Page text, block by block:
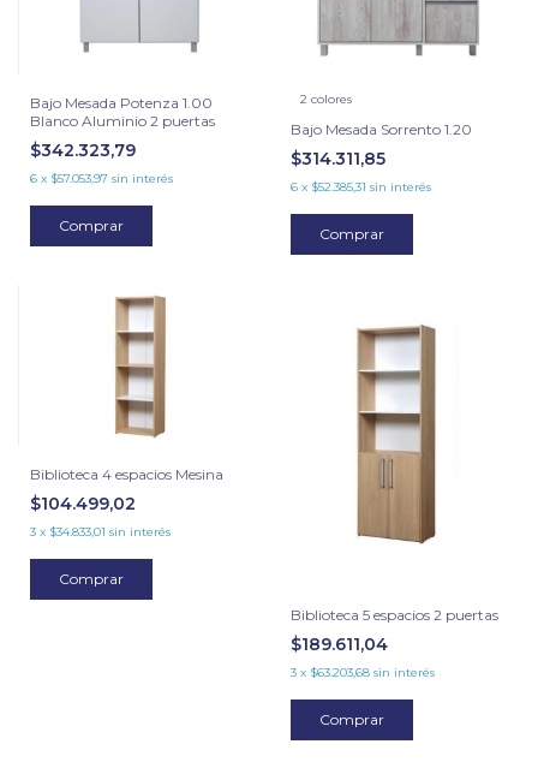
Bajo Mesada Potenza 1.00
Blanco Aluminio 2 puertas
$342.323,79
6 x $57.053,97 sin interés
Comprar
2 colores
Bajo Mesada Sorrento 1.20
$314.311,85
6 x $52.385,31 sin interés
Comprar
Biblioteca 4 espacios Mesina
$104.499,02
3 x $34.833,01 sin interés
Comprar
Biblioteca 5 espacios 2 puertas
$189.611,04
3 x $63.203,68 sin interés
Comprar